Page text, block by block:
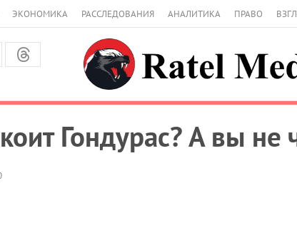
ЭКОНОМИКА РАССЛЕДОВАНИЯ АНАЛИТИКА ПРАВО
Гондурас? А вы не